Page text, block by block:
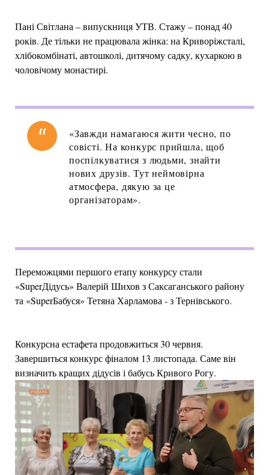
Пані Світлана – випускниця УТВ. Стажу – понад 40
років. Де тільки не працювала жінка: на Криворіжсталі,
хлібокомбінаті, автошколі, дитячому садку, кухаркою в
чоловічому монастирі.
«Завжди намагаюся жити чесно, по
совісті. На конкурс прийшла, щоб
поспілкуватися з людьми, знайти
нових друзів. Тут неймовірна
атмосфера, дякую за це
організаторам».
Переможцями першого етапу конкурсу стали
«SuperДідусь» Валерій Шихов з Саксаганського району
та «SuperБабуся» Тетяна Харламова - з Тернівського.
Конкурсна естафета продовжиться 30 червня.
Завершиться конкурс фіналом 13 листопада. Саме він
визначить кращих дідусів і бабусь Кривого Рогу.